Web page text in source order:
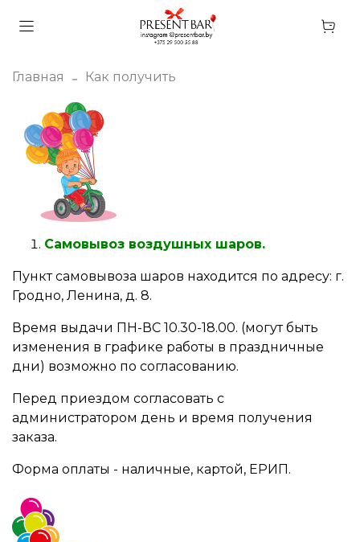
Главная Как получить
Самовывоз воздушных шаров.
Пункт самовывоза шаров находится по адресу: г.
Гродно, Ленина, д. 8.
Время выдачи ПН-ВС 10.30-18.00. (могут быть
изменения в графике работы в праздничные
дни) возможно по согласованию.
Перед приездом согласовать с
администратором день и время получения
заказа.
Форма оплаты - наличные, картой, ЕРИП.